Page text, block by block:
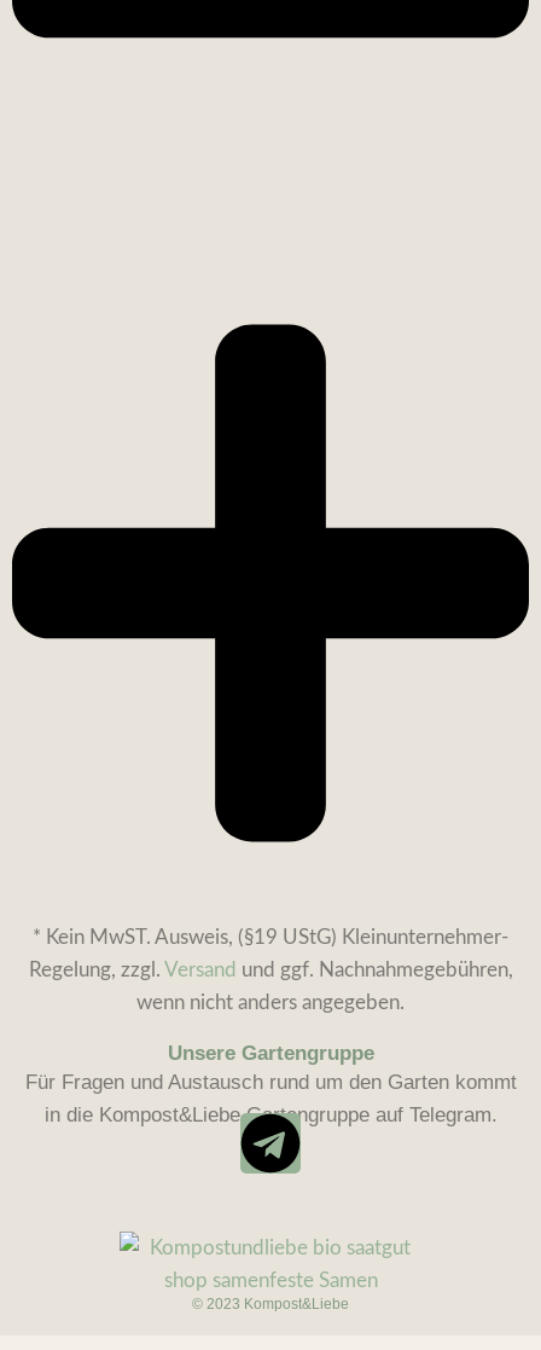
* Kein MwST. Ausweis, (§19 UStG) Kleinunternehmer-
Regelung, zzgl. Versand und ggf. Nachnahmegebühren,
wenn nicht anders angegeben.
Unsere Gartengruppe
Für Fragen und Austausch rund um den Garten kommt
in die Kompost&Liebe Gartengruppe auf Telegram.
© 2023 Kompost&Liebe